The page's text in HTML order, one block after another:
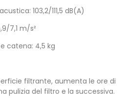
103,2/111,5 dB(A)
7,1 m/s²
catena: 4,5 kg
filtrante, aumenta le ore di
pulizia del filtro e la successiva.